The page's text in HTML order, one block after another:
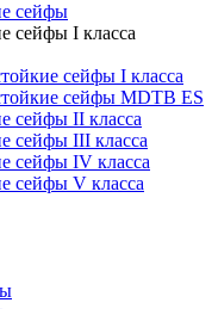
сейфы
сейфы I класса
сейфы I класса
сейфы MDTB ES
сейфы II класса
сейфы III класса
сейфы IV класса
сейфы V класса